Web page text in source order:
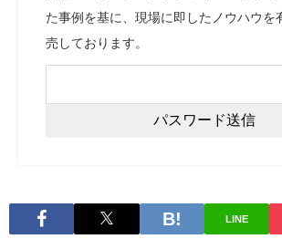
た事例を基に、現場に即したノウハウを
売しております。
LINE